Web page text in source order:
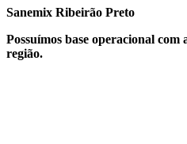
Sanemix Ribeirão Preto
Possuímos base operacional
região.